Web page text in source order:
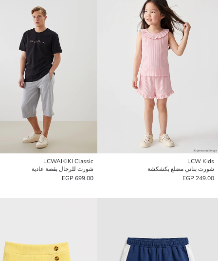
LCW Kids
شورت بناتي مضلع بكشكشة
249.00 EGP
LCWAIKIKI Classic
شورت للرجال بقصة عادية
699.00 EGP